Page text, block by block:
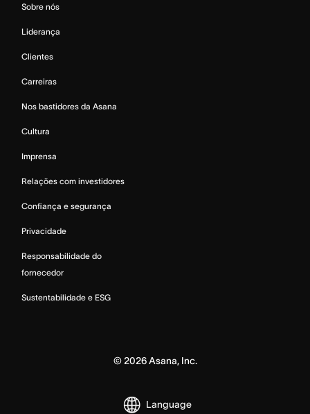
Sobre nós
Liderança
Clientes
Carreiras
Nos bastidores da Asana
Cultura
Imprensa
Relações com investidores
Confiança e segurança
Privacidade
Responsabilidade do
fornecedor
Sustentabilidade e ESG
©2026Asana, Inc.
Language